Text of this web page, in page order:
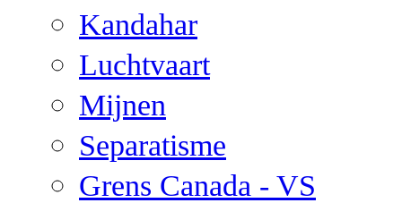
Kandahar
Luchtvaart
Mijnen
Separatisme
Grens Canada - VS